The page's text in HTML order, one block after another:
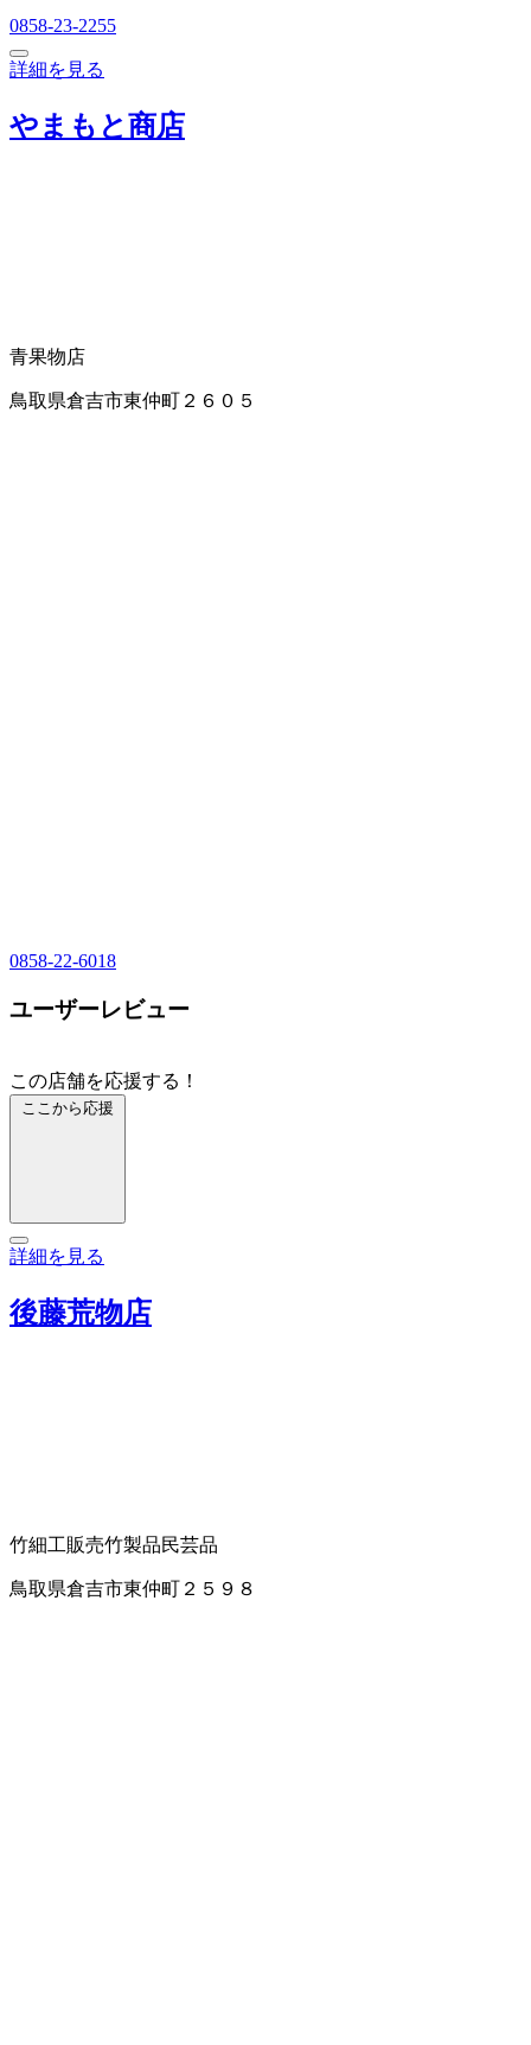
0858-23-2255
詳細を見る
やまもと商店
青果物店
鳥取県倉吉市東仲町２６０５
0858-22-6018
ユーザーレビュー
この店舗を応援する！
ここから応援
詳細を見る
後藤荒物店
竹細工販売竹製品民芸品
鳥取県倉吉市東仲町２５９８